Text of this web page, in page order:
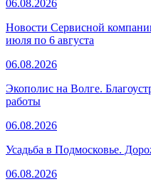
06.08.2026
Новости Сервисной
июля по 6 августа
06.08.2026
Экополис на Волге.
работы
06.08.2026
Усадьба в Подмосковье.
06.08.2026